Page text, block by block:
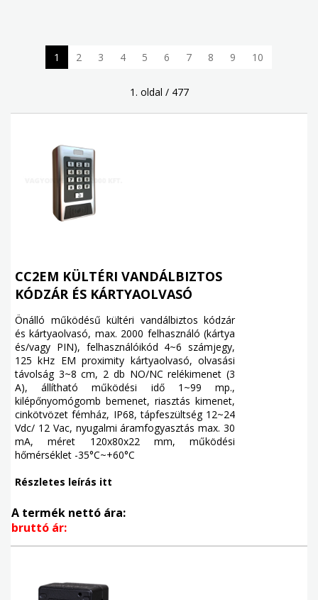
1 2 3 4 5 6 7 8 9 10
1. oldal / 477
CC2EM KÜLTÉRI VANDÁLBIZTOS
KÓDZÁR ÉS KÁRTYAOLVASÓ
Önálló működésű kültéri vandálbiztos kódzár
és kártyaolvasó, max. 2000 felhasználó (kártya
és/vagy PIN), felhasználóikód 4~6 számjegy,
125 kHz EM proximity kártyaolvasó, olvasási
távolság 3~8 cm, 2 db NO/NC relékimenet (3
A), állítható működési idő 1~99 mp.,
kilépőnyomógomb bemenet, riasztás kimenet,
cinkötvözet fémház, IP68, tápfeszültség 12~24
Vdc/ 12 Vac, nyugalmi áramfogyasztás max. 30
mA, méret 120x80x22 mm, működési
hőmérséklet -35°C~+60°C
Részletes leírás itt
A termék nettó ára:
bruttó ár: